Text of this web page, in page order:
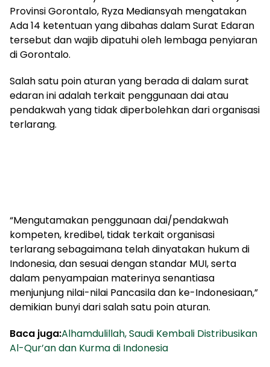
Provinsi Gorontalo, Ryza Mediansyah mengatakan
Ada 14 ketentuan yang dibahas dalam Surat Edaran
tersebut dan wajib dipatuhi oleh lembaga penyiaran
di Gorontalo.
Salah satu poin aturan yang berada di dalam surat
edaran ini adalah terkait penggunaan dai atau
pendakwah yang tidak diperbolehkan dari organisasi
terlarang.
“Mengutamakan penggunaan dai/pendakwah
kompeten, kredibel, tidak terkait organisasi
terlarang sebagaimana telah dinyatakan hukum di
Indonesia, dan sesuai dengan standar MUI, serta
dalam penyampaian materinya senantiasa
menjunjung nilai-nilai Pancasila dan ke-Indonesiaan,”
demikian bunyi dari salah satu poin aturan.
Baca juga:Alhamdulillah, Saudi Kembali Distribusikan
Al-Qur’an dan Kurma di Indonesia